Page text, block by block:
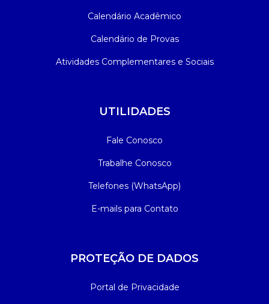
Calendário Acadêmico
Calendário de Provas
Atividades Complementares e Sociais
UTILIDADES
Fale Conosco
Trabalhe Conosco
Telefones (WhatsApp)
E-mails para Contato
PROTEÇÃO DE DADOS
Portal de Privacidade